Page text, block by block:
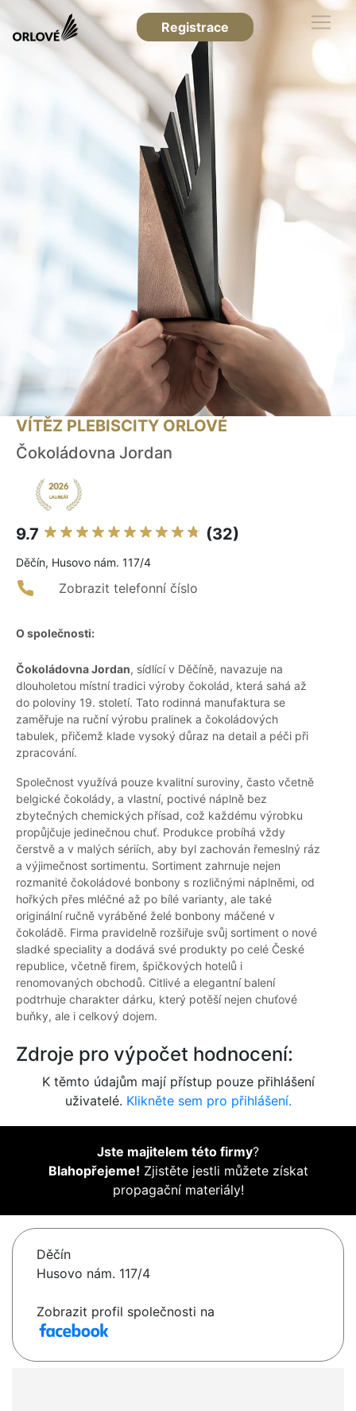
Registrace
VÍTĚZ PLEBISCITY ORLOVÉ
Čokoládovna Jordan
9.7 (32)
Děčín, Husovo nám. 117/4
Zobrazit telefonní číslo
O společnosti:
Čokoládovna Jordan, sídlící v Děčíně, navazuje na
dlouholetou místní tradici výroby čokolád, která sahá až
do poloviny 19. století. Tato rodinná manufaktura se
zaměřuje na ruční výrobu pralinek a čokoládových
tabulek, přičemž klade vysoký důraz na detail a péči při
zpracování.
Společnost využívá pouze kvalitní suroviny, často včetně
belgické čokolády, a vlastní, poctivé náplně bez
zbytečných chemických přísad, což každému výrobku
propůjčuje jedinečnou chuť. Produkce probíhá vždy
čerstvě a v malých sériích, aby byl zachován řemeslný ráz
a výjimečnost sortimentu. Sortiment zahrnuje nejen
rozmanité čokoládové bonbony s rozličnými náplněmi, od
hořkých přes mléčné až po bílé varianty, ale také
originální ručně vyráběné želé bonbony máčené v
čokoládě. Firma pravidelně rozšiřuje svůj sortiment o nové
sladké speciality a dodává své produkty po celé České
republice, včetně firem, špičkových hotelů i
renomovaných obchodů. Citlivé a elegantní balení
podtrhuje charakter dárku, který potěší nejen chuťové
buňky, ale i celkový dojem.
Zdroje pro výpočet hodnocení:
K těmto údajům mají přístup pouze přihlášení
uživatelé. Klikněte sem pro přihlášení.
Jste majitelem této firmy?
Blahopřejeme! Zjistěte jestli můžete získat
propagační materiály!
Děčín
Husovo nám. 117/4
Zobrazit profil společnosti na